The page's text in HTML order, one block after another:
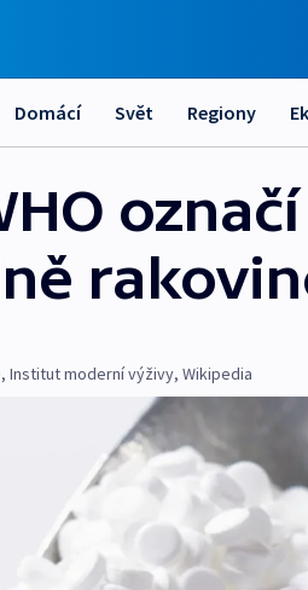
Domácí Svět Regiony
, Institut moderní výživy, Wikipedia